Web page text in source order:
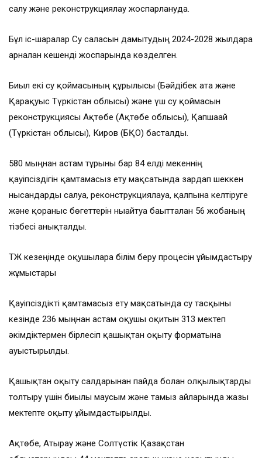
салу және реконструкциялау жоспарлануда.
Бұл іс-шаралар Су саласын дамытудың 2024-2028 жылдарға
арналған кешенді жоспарында көзделген.
Биыл екі су қоймасының құрылысы (Бәйдібек ата және
Қарақуыс Түркістан облысы) және үш су қоймасын
реконструкциясы Ақтөбе (Ақтөбе облысы), Қапшағай
(Түркістан облысы), Киров (БҚО) басталды.
580 мыңнан астам тұрғыны бар 84 елді мекеннің
қауіпсіздігін қамтамасыз ету мақсатында зардап шеккен
нысандарды салуға, реконструкциялауға, қалпына келтіруге
және қорғаныс бөгеттерін нығайтуға бағытталған 56 жобаның
тізбесі анықталды.
ТЖ кезеңінде оқушыларға білім беру процесін ұйымдастыру
жұмыстары
Қауіпсіздікті қамтамасыз ету мақсатында су тасқыны
кезінде 236 мыңнан астам оқушы оқитын 313 мектеп
әкімдіктермен бірлесіп қашықтан оқыту форматына
ауыстырылды.
Қашықтан оқыту салдарынан пайда болған олқылықтарды
толтыру үшін биылғы маусым және тамыз айларында жазғы
мектепте оқыту ұйымдастырылды.
Ақтөбе, Атырау және Солтүстік Қазақстан